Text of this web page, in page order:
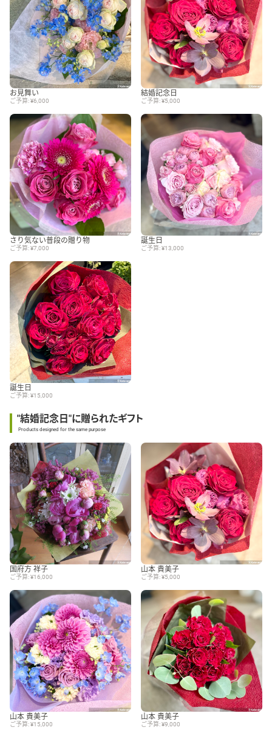
お見舞い
ご予算: ¥6,000
結婚記念日
ご予算: ¥5,000
さり気ない普段の贈り物
ご予算: ¥7,000
誕生日
ご予算: ¥13,000
誕生日
ご予算: ¥15,000
"結婚記念日"に贈られたギフト
Products designed for the same purpose
国府方 祥子
ご予算: ¥16,000
山本 貴美子
ご予算: ¥5,000
山本 貴美子
ご予算: ¥15,000
山本 貴美子
ご予算: ¥9,000